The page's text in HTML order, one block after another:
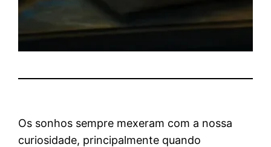
Os sonhos sempre mexeram com a nossa
curiosidade, principalmente quando